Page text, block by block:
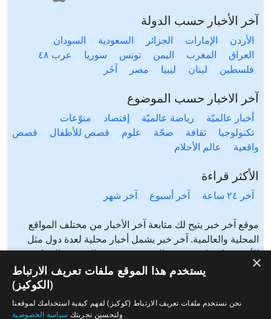
آخر الأخبار حسب الدولة
الأردن الإمارات الجزائر السعودية
السودان
العراق
المغرب اليمن تونس سوريا
عرب ٤٨
فلسطين
لبنان ليبيا مصر آخَر
آخر الاخبار حسب الموضوع
أخبار عالميّة رياضة عالميّة إقتصاد
منوّعات
تكنولوجيا
ثقافة صحّة علوم قصص للأطفال
قصص
واقعية
عالم الأحلام
الأكثر قراءة
آخر ٢٤ ساعة آخر أسبوع آخر شهر
موقع آخر خبر يتيح لك متابعة آخر الأخبار من مختلف المواقع
المحلية والعالمية. آخر خبر يشمل أخبار محلية لعدة دول مثل
الأردن، فلسطين، مصر، السعودية، تونس، المغرب، الجزائر،
عرب ٤٨، لبنان، العراق، اليمن وغيرها آخر خبر يتيح متابعة أخبار
من شتى المواضيع مثل: أخبار محلية، أخبار عالمية، رياضة،
إقتصاد، ثقافة، منوعات وغيرها تابع الأخبار المحلية والعالمية من
مختلف المواقع الإخبارية: الجزيرة، العربية، بي بي سي، سي ان
×
يستخدم هذا الموقع ملفات تعريف الارتباط
(الكوكيز)
نحن نستخدم ملفات تعريف الارتباط (كوكيز) لفهم كيفية استخدامك لموقعنا
ولتحسين تجربتك سياسة الخصوصية